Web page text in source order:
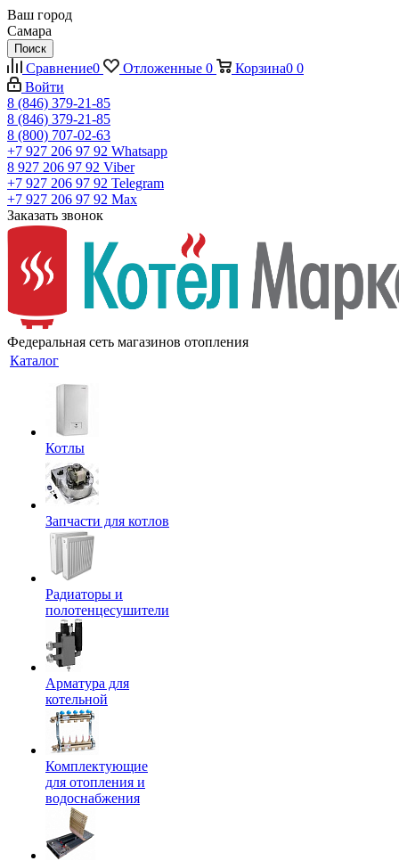
Ваш город
Самара
Поиск
Сравнение0 Отложенные 0 Корзина0 0
Войти
8 (846) 379-21-85
8 (846) 379-21-85
8 (800) 707-02-63
+7 927 206 97 92 Whatsapp
8 927 206 97 92 Viber
+7 927 206 97 92 Telegram
+7 927 206 97 92 Max
Заказать звонок
Федеральная сеть магазинов отопления
Каталог
Котлы
Запчасти для котлов
Радиаторы и
полотенцесушители
Арматура для
котельной
Комплектующие
для отопления и
водоснабжения